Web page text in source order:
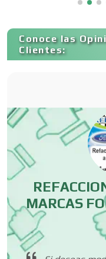
Carpinterías
Centros
Centros de
Conoce las
Clientes:
MARCAS